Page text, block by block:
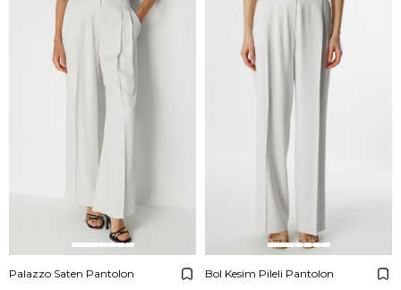
Palazzo Saten Pantolon Bol Kesim Pileli Pantolon